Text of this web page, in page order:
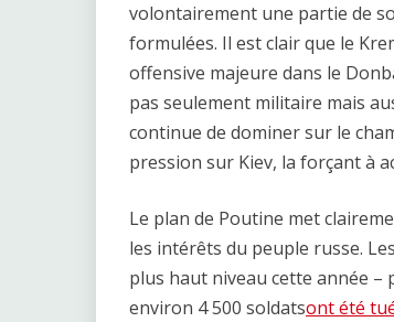
volontairement une partie de
formulées. Il est clair que le
offensive majeure dans le
pas seulement militaire mais
continue de dominer sur le
pression sur Kiev, la forçant à
Le plan de Poutine met
les intérêts du peuple russe.
plus haut niveau cette année –
environ 4 500 soldatsont été